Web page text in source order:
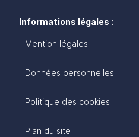
Informations légales :
Mention légales
Données personnelles
Politique des cookies
Plan du site